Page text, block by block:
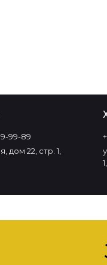
99-89
дом 22, стр. 1,